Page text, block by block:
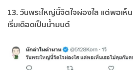
13. วันพระใหญ่นี้จิตใจผ่องใส แต่พอเห็
เริ่มเดือดเป็นน้ำมนต์